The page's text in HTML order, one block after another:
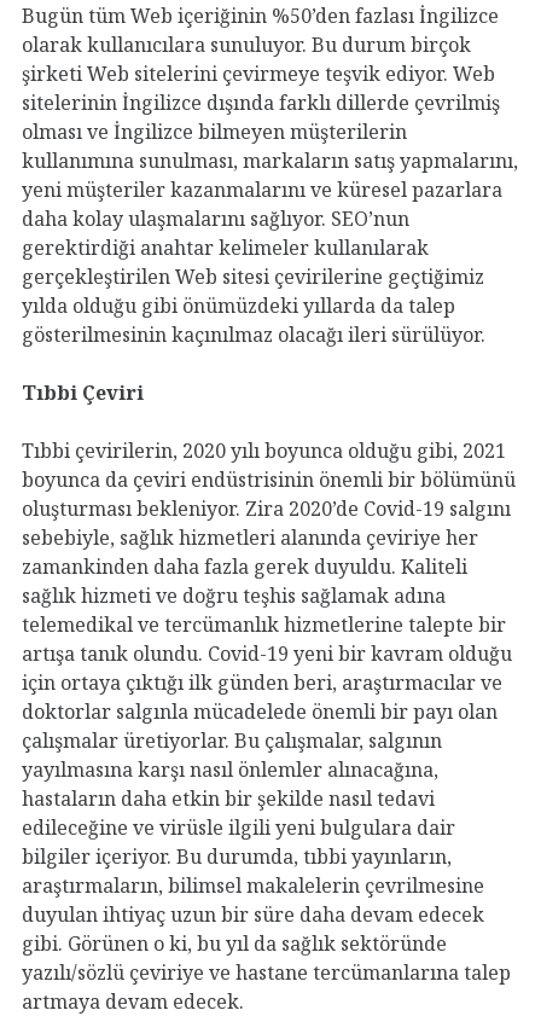
Bugün tüm Web içeriğinin %50’den fazlası İngilizce
olarak kullanıcılara sunuluyor. Bu durum birçok
şirketi Web sitelerini çevirmeye teşvik ediyor. Web
sitelerinin İngilizce dışında farklı dillerde çevrilmiş
olması ve İngilizce bilmeyen müşterilerin
kullanımına sunulması, markaların satış yapmalarını,
yeni müşteriler kazanmalarını ve küresel pazarlara
daha kolay ulaşmalarını sağlıyor. SEO’nun
gerektirdiği anahtar kelimeler kullanılarak
gerçekleştirilen Web sitesi çevirilerine geçtiğimiz
yılda olduğu gibi önümüzdeki yıllarda da talep
gösterilmesinin kaçınılmaz olacağı ileri sürülüyor.
Tıbbi Çeviri
Tıbbi çevirilerin, 2020 yılı boyunca olduğu gibi, 2021
boyunca da çeviri endüstrisinin önemli bir bölümünü
oluşturması bekleniyor. Zira 2020’de Covid-19 salgını
sebebiyle, sağlık hizmetleri alanında çeviriye her
zamankinden daha fazla gerek duyuldu. Kaliteli
sağlık hizmeti ve doğru teşhis sağlamak adına
telemedikal ve tercümanlık hizmetlerine talepte bir
artışa tanık olundu. Covid-19 yeni bir kavram olduğu
için ortaya çıktığı ilk günden beri, araştırmacılar ve
doktorlar salgınla mücadelede önemli bir payı olan
çalışmalar üretiyorlar. Bu çalışmalar, salgının
yayılmasına karşı nasıl önlemler alınacağına,
hastaların daha etkin bir şekilde nasıl tedavi
edileceğine ve virüsle ilgili yeni bulgulara dair
bilgiler içeriyor. Bu durumda, tıbbi yayınların,
araştırmaların, bilimsel makalelerin çevrilmesine
duyulan ihtiyaç uzun bir süre daha devam edecek
gibi. Görünen o ki, bu yıl da sağlık sektöründe
yazılı/sözlü çeviriye ve hastane tercümanlarına talep
artmaya devam edecek.